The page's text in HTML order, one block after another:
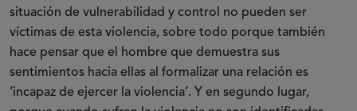
situación de vulnerabilidad y control no pueden ser
víctimas de esta violencia, sobre todo porque también
hace pensar que el hombre que demuestra sus
sentimientos hacia ellas al formalizar una relación es
‘incapaz de ejercer la violencia’. Y en segundo lugar,